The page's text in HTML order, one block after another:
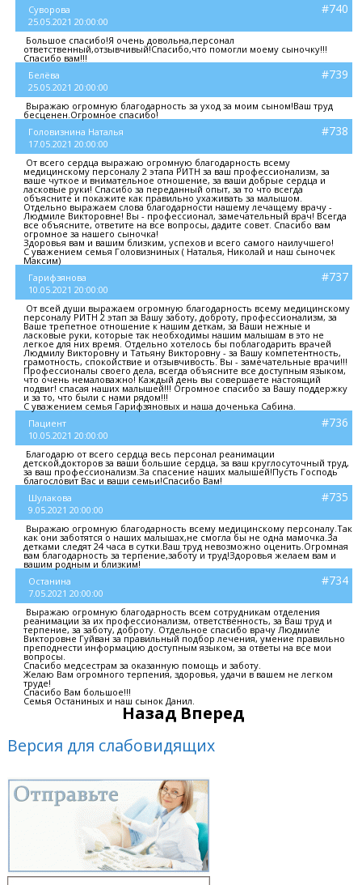
Суворова
25.05.2021 20:00:00
#740
Большое спасибо!Я очень довольна,персонал
ответственный,отзывчивый!Спасибо,что помогли моему сыночку!!!
Спасибо вам!!!
Белёва
25.05.2021 20:00:00
#739
Выражаю огромную благодарность за уход за моим сыном!Ваш труд
бесценен.Огромное спасибо!
Головизнина Наталья
17.05.2021 20:00:00
#738
От всего сердца выражаю огромную благодарность всему
медицинскому персоналу 2 этапа РИТН за ваш профессионализм, за
ваше чуткое и внимательное отношение, за ваши добрые сердца и
ласковые руки! Спасибо за переданный опыт, за то что всегда
объясните и покажите как правильно ухаживать за малышом.
Отдельно выражаем слова благодарности нашему лечащему врачу -
Людмиле Викторовне! Вы - профессионал, замечательный врач! Всегда
все объясните, ответите на все вопросы, дадите совет. Спасибо вам
огромное за нашего сыночка!
Здоровья вам и вашим близким, успехов и всего самого наилучшего!
С уважением семья Головизниных ( Наталья, Николай и наш сыночек
Максим)
Гарифзянова
10.05.2021 20:00:00
#737
От всей души выражаем огромную благодарность всему медицинскому
персоналу РИТН 2 этап за Вашу заботу, доброту, профессионализм, за
Ваше трепетное отношение к нашим деткам, за Ваши нежные и
ласковые руки, которые так необходимы нашим малышам в это не
легкое для них время. Отдельно хотелось бы поблагодарить врачей
Людмилу Викторовну и Татьяну Викторовну - за Вашу компетентность,
грамотность, спокойствие и отзывчивость. Вы - замечательные врачи!!!
Профессионалы своего дела, всегда объясните все доступным языком,
что очень немаловажно! Каждый день вы совершаете настоящий
подвиг! спасая наших малышей!!! Огромное спасибо за Вашу поддержку
и за то, что были с нами рядом!!!
С уважением семья Гарифзяновых и наша доченька Сабина.
Пациент
10.05.2021 20:00:00
#736
Благодарю от всего сердца весь персонал реанимации
детской,докторов за ваши большие сердца, за ваш круглосуточный труд,
за ваш профессионализм.За спасение наших малышей!Пусть Господь
благословит Вас и ваши семьи!Спасибо Вам!
Шулакова
9.05.2021 20:00:00
#735
Выражаю огромную благодарность всему медицинскому персоналу.Так
как они заботятся о наших малышах,не смогла бы не одна мамочка.За
детками следят 24 часа в сутки.Ваш труд невозможно оценить.Огромная
вам благодарность за терпение,заботу и труд!Здоровья желаем вам и
вашим родным и близким!
Останина
7.05.2021 20:00:00
#734
Выражаю огромную благодарность всем сотрудникам отделения
реанимации за их профессионализм, ответственность, за Ваш труд и
терпение, за заботу, доброту. Отдельное спасибо врачу Людмиле
Викторовне Гуйван за правильный подбор лечения, умение правильно
преподнести информацию доступным языком, за ответы на все мои
вопросы.
Спасибо медсестрам за оказанную помощь и заботу.
Желаю Вам огромного терпения, здоровья, удачи в вашем не легком
труде!
Спасибо Вам большое!!!
Семья Останиных и наш сынок Данил.
Назад Вперед
Версия для слабовидящих